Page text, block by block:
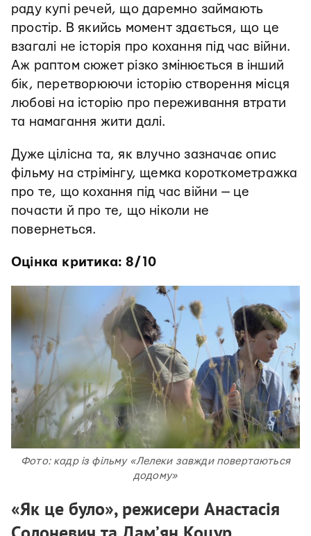
раду купі речей, що даремно займають
простір. В якийсь момент здається, що це
взагалі не історія про кохання під час війни.
Аж раптом сюжет різко змінюється в інший
бік, перетворюючи історію створення місця
любові на історію про переживання втрати
та намагання жити далі.
Дуже цілісна та, як влучно зазначає опис
фільму на стрімінгу, щемка короткометражка
про те, що кохання під час війни — це
почасти й про те, що ніколи не
повернеться.
Оцінка критика: 8/10
Фото: кадр із фільму «Лелеки завжди повертаються
додому»
«Як це було», режисери Анастасія